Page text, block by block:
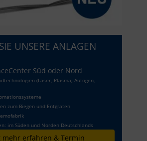
SIE UNSERE ANLAGEN
Süd oder Nord
(Laser, Plasma, Autogen,
zum Biegen und Entgraten
im Süden und Norden Deutschlands
mehr erfahren & Termin